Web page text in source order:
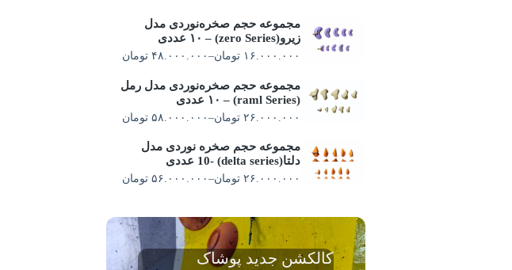
مجموعه حجم صخره‌نوردی مدل
زیرو(zero Series) – ۱۰ عددی
۱۶.۰۰۰.۰۰۰ تومان–۴۸.۰۰۰.۰۰۰ تومان
مجموعه حجم صخره‌نوردی مدل رمل
(raml Series) – ۱۰ عددی
۲۶.۰۰۰.۰۰۰ تومان–۵۸.۰۰۰.۰۰۰ تومان
مجموعه حجم صخره نوردی مدل
دلتا(delta series) -10 عددی
۲۶.۰۰۰.۰۰۰ تومان–۵۶.۰۰۰.۰۰۰ تومان
کالکشن جدید پوشاک